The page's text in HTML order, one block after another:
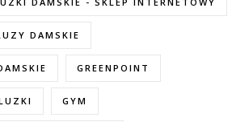
DAMSKIE
GREENPOINT
GYM